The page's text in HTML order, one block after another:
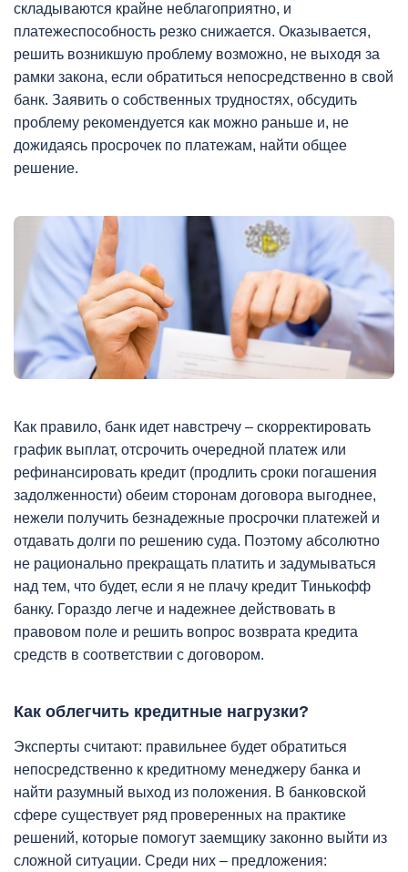
складываются крайне неблагоприятно, и
платежеспособность резко снижается. Оказывается,
решить возникшую проблему возможно, не выходя за
рамки закона, если обратиться непосредственно в свой
банк. Заявить о собственных трудностях, обсудить
проблему рекомендуется как можно раньше и, не
дожидаясь просрочек по платежам, найти общее
решение.
Как правило, банк идет навстречу – скорректировать
график выплат, отсрочить очередной платеж или
рефинансировать кредит (продлить сроки погашения
задолженности) обеим сторонам договора выгоднее,
нежели получить безнадежные просрочки платежей и
отдавать долги по решению суда. Поэтому абсолютно
не рационально прекращать платить и задумываться
над тем, что будет, если я не плачу кредит Тинькофф
банку. Гораздо легче и надежнее действовать в
правовом поле и решить вопрос возврата кредита
средств в соответствии с договором.
Как облегчить кредитные нагрузки?
Эксперты считают: правильнее будет обратиться
непосредственно к кредитному менеджеру банка и
найти разумный выход из положения. В банковской
сфере существует ряд проверенных на практике
решений, которые помогут заемщику законно выйти из
сложной ситуации. Среди них – предложения: